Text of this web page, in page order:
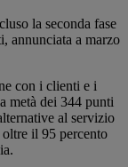
la seconda fase
annunciata a marzo
con i clienti e i
metà dei 344 punti
al servizio
il 95 percento